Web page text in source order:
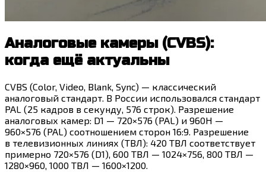
Аналоговые камеры (CVBS):
когда ещё актуальны
CVBS (Color, Video, Blank, Sync) — классический
аналоговый стандарт. В России использовался стандарт
PAL (25 кадров в секунду, 576 строк). Разрешение
аналоговых камер: D1 — 720×576 (PAL) и 960H —
960×576 (PAL) соотношением сторон 16:9. Разрешение
в телевизионных линиях (ТВЛ): 420 ТВЛ соответствует
примерно 720×576 (D1), 600 ТВЛ — 1024×756, 800 ТВЛ —
1280×960, 1000 ТВЛ — 1600×1200.